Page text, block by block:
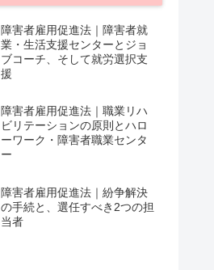
障害者雇用促進法｜障害者就
業・生活支援センターとジョ
ブコーチ、そして就労選択支
援
障害者雇用促進法｜職業リハ
ビリテーションの原則とハロ
ーワーク・障害者職業センタ
ー
障害者雇用促進法｜紛争解決
の手続と、選任すべき2つの担
当者